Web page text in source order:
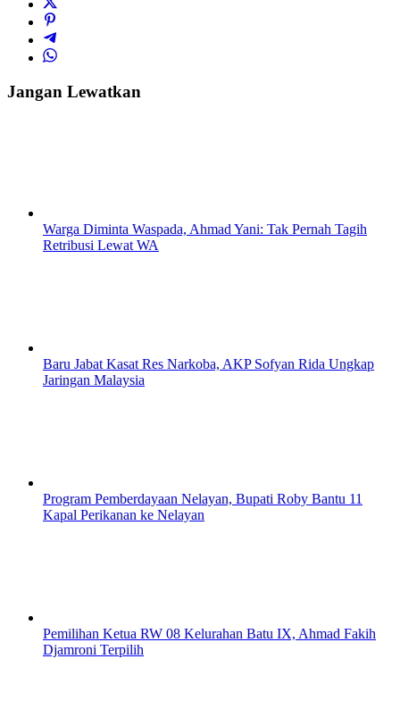
Jangan Lewatkan
Warga Diminta Waspada, Ahmad Yani: Tak Pernah Tagih
Retribusi Lewat WA
Baru Jabat Kasat Res Narkoba, AKP Sofyan Rida Ungkap
Jaringan Malaysia
Program Pemberdayaan Nelayan, Bupati Roby Bantu 11
Kapal Perikanan ke Nelayan
Pemilihan Ketua RW 08 Kelurahan Batu IX, Ahmad Fakih
Djamroni Terpilih